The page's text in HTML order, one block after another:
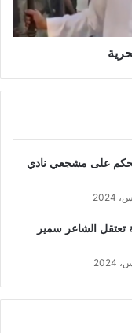
يحكم على مشجعي نادي
تعتقل الشاعر سمير